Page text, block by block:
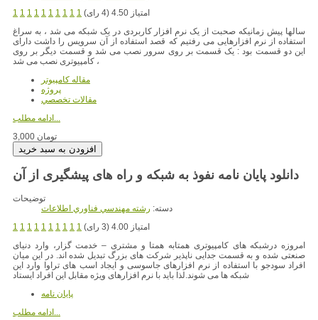
1 1 1 1 1 1 1 1 1 1
امتیاز 4.50 (4 رای)
سالها پیش زمانیکه صحبت از یک نرم افزار کاربردی در یک شبکه می شد ، به سراغ
استفاده از نرم افزارهایی می رفتیم که قصد استفاده از آن سرویس را داشت دارای
این دو قسمت بود : یک قسمت بر روی سرور نصب می شد و قسمت دیگر بر روی
کامپیوتری نصب می شد ،
مقاله کامپیوتر
پروژه
مقالات تخصصي
3,000 تومان
دانلود پایان نامه نفوذ به شبکه و راه های پیشگیری از آن
توضیحات
دسته: رشته مهندسي فناوري اطلاعات
1 1 1 1 1 1 1 1 1 1
امتیاز 4.00 (3 رای)
امروزه درشبکه های کامپیوتری همتابه همتا و مشتری – خدمت گزار، وارد دنیای
صنعتی شده و به قسمت جدایی ناپذیر شرکت های بزرگ تبدیل شده اند. در این میان
افراد سودجو با استفاده از نرم افزارهای جاسوسی و ایجاد اسب های تراوا وارد این
شبکه ها می شوند.لذا باید با نرم افزارهای ویژه مقابل این افراد ایستاد
پایان نامه